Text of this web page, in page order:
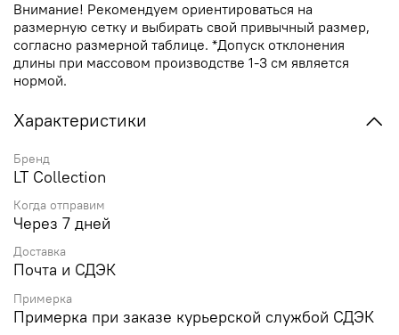
Внимание! Рекомендуем ориентироваться на
размерную сетку и выбирать свой привычный размер,
согласно размерной таблице. *Допуск отклонения
длины при массовом производстве 1-3 см является
нормой.
Характеристики
Бренд
LT Collection
Когда отправим
Через 7 дней
Доставка
Почта и СДЭК
Примерка
Примерка при заказе курьерской службой СДЭК